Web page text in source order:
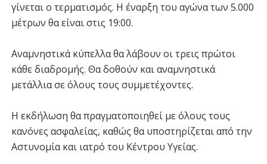
γίνεται ο τερματισμός. Η έναρξη του αγώνα των 5.000
μέτρων θα είναι στις 19:00.
Αναμνηστικά κύπελλα θα λάβουν οι τρεις πρώτοι
κάθε διαδρομής. Θα δοθούν και αναμνηστικά
μετάλλια σε όλους τους συμμετέχοντες.
Η εκδήλωση θα πραγματοποιηθεί με όλους τους
κανόνες ασφαλείας, καθώς θα υποστηρίζεται από την
Αστυνομία και ιατρό του Κέντρου Υγείας.